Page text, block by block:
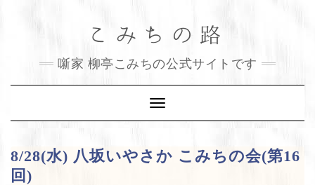
こみちの路
噺家 柳亭こみちの公式サイトです
Toggle
Navigation
8/28(水) 八坂いやさか こみちの会(第16
回)